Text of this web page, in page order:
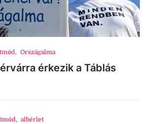
, Országalma
érkezik a Táblás
, albérlet